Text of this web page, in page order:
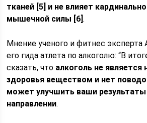
тканей [5] и не влияет
мышечной силы [6].
Мнение ученого и фитнес эксперта
его гида атлета по алкоголю: “В
сказать, что алкоголь не
здоровья веществом и нет
может улучшить ваши
направлении.